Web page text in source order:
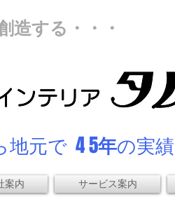
造する・・・
元で 4 5年の
案内 サービス案内